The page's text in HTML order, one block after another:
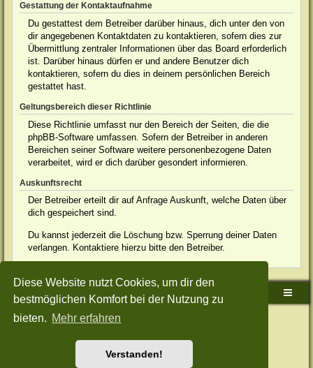
Diese Website nutzt Cookies, um dir den
bestmöglichen Komfort bei der Nutzung zu
bieten. Mehr erfahren
Verstanden!
Gestattung der Kontaktaufnahme
Du gestattest dem Betreiber darüber hinaus, dich unter den von
dir angegebenen Kontaktdaten zu kontaktieren, sofern dies zur
Übermittlung zentraler Informationen über das Board erforderlich
ist. Darüber hinaus dürfen er und andere Benutzer dich
kontaktieren, sofern du dies in deinem persönlichen Bereich
gestattet hast.
Geltungsbereich dieser Richtlinie
Diese Richtlinie umfasst nur den Bereich der Seiten, die die
phpBB-Software umfassen. Sofern der Betreiber in anderen
Bereichen seiner Software weitere personenbezogene Daten
verarbeitet, wird er dich darüber gesondert informieren.
Auskunftsrecht
Der Betreiber erteilt dir auf Anfrage Auskunft, welche Daten über
dich gespeichert sind.
Du kannst jederzeit die Löschung bzw. Sperrung deiner Daten
verlangen. Kontaktiere hierzu bitte den Betreiber.
Sudden-Strike-Maps.de Hauptseite Foren-Übersicht
Powered byphpBB® Forum Software © phpBB Limited
Style: Green-Style-Split by Joyce&LunaphpBB-Style-Design
Nutzungsbedingungen